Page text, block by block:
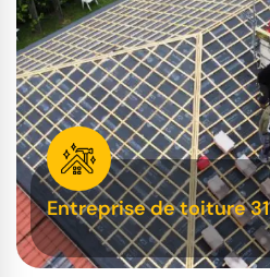
Entreprise de toiture 31